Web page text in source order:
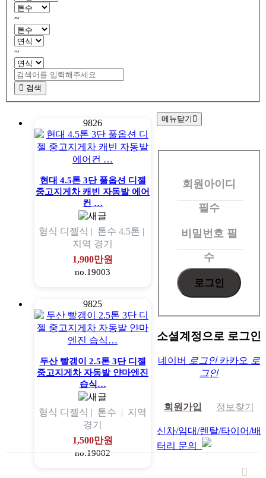
~
~
검색
9826
현대 4.5톤 3단 풀옵션 디젤
중고지게차 캐빈 자동발 에어
컨 …
형식 디젤식 | 톤수 4.5톤 |
지역 경기
1,900만원
no.19003
9825
두산 빨갱이 2.5톤 3단 디젤
중고지게차 자동발 얀마엔진
습식…
형식 디젤식 | 톤수 | 지역
경기
1,500만원
no.19002
메뉴닫기
회
회원아이디
필수
비밀번호 필
수
소셜계정으로 로그인
네이버 로그인 카카오 로
그인
회원가입 정보찾기
신차/임대/렌탈/타이어/배
터리 문의